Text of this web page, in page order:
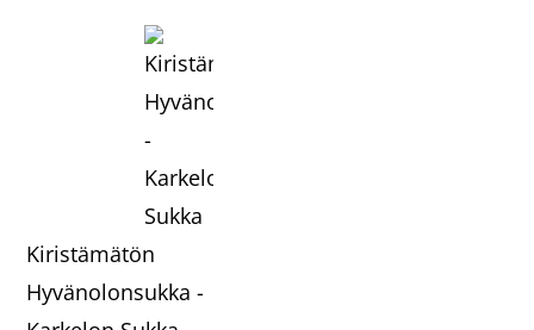
Kiristämätön
Hyvänolonsukka -
Karkelon Sukka